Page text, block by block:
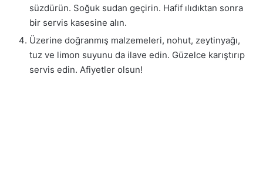
süzdürün. Soğuk sudan geçirin. Hafif ılıdıktan sonra
bir servis kasesine alın.
Üzerine doğranmış malzemeleri, nohut, zeytinyağı,
tuz ve limon suyunu da ilave edin. Güzelce karıştırıp
servis edin. Afiyetler olsun!